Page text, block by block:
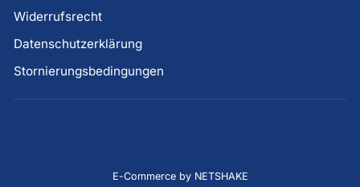
Widerrufsrecht
Datenschutzerklärung
Stornierungsbedingungen
E-Commerce by NETSHAKE